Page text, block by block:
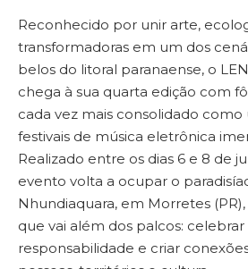
Reconhecido por unir arte,
transformadoras em um dos
belos do litoral paranaense, o
chega à sua quarta edição com
cada vez mais consolidado
festivais de música eletrônica
Realizado entre os dias 6 e 8 de
evento volta a ocupar o
Nhundiaquara, em Morretes
que vai além dos palcos:
responsabilidade e criar